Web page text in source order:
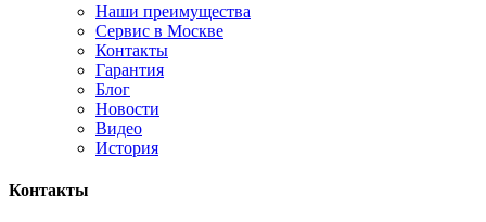
Наши преимущества
Сервис в Москве
Контакты
Гарантия
Блог
Новости
Видео
История
Контакты